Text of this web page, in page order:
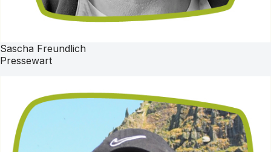
Sascha Freundlich
Pressewart